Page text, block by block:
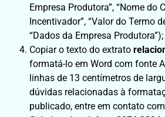
Empresa Produtora”, “Nome do
Incentivador”, “Valor do Termo
“Dados da Empresa Produtora”);
Copiar o texto do extrato
formatá-lo em Word com fonte
linhas de 13 centímetros de
dúvidas relacionadas à
publicado, entre em contato